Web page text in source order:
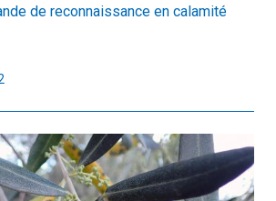
de reconnaissance en calamité